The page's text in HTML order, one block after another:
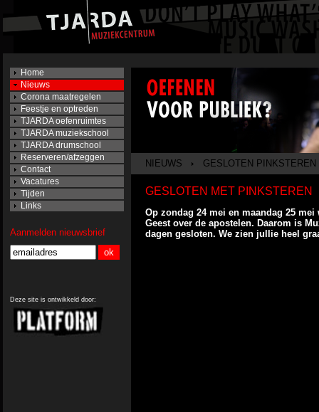
Home
Nieuws
Corona maatregelen
Feestje en optreden
TJARDA oefenruimtes
TJARDA muziekschool
TJARDA drumschool
Reserveren/afzeggen
Contact
Vacatures
Tijden
Links
Aanmelden nieuwsbrief
Deze site is ontwikkeld door:
NIEUWS GESLOTEN PINKSTEREN
GESLOTEN MET PINKSTEREN
Op zondag 24 mei en maandag 25
Geest over de apostelen. Daarom is
dagen gesloten. We zien jullie heel